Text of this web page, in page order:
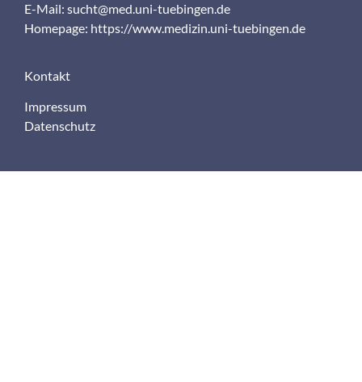
E-Mail: sucht@med.uni-tuebingen.de
Homepage: https://www.medizin.uni-tuebingen.de
Kontakt
Impressum
Datenschutz